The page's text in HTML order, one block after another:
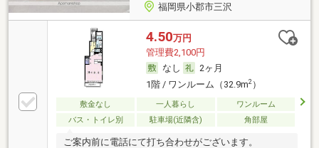
福岡県小郡市三沢
4.50万円
管理費2,100円
なし
2ヶ月
1階 / ワンルーム（32.9m2）
敷金なし 一人暮らし
ワンルーム
バス・トイレ別
駐車場(近隣含) 角部屋
ご案内前に電話にて打ち合わせがございます。